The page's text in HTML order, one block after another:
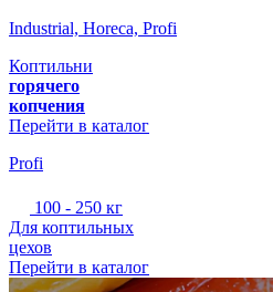
Industrial, Horeca, Profi
Коптильни
горячего
копчения
Перейти в каталог
Profi
100 - 250 кг
Для коптильных
цехов
Перейти в каталог